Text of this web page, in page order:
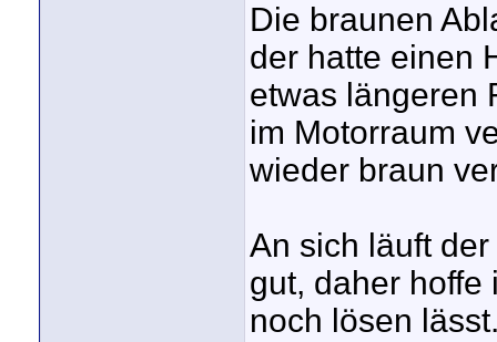
Die braunen
der hatte einen
etwas längeren
im Motorraum
wieder braun
An sich läuft
gut, daher hoffe
noch lösen